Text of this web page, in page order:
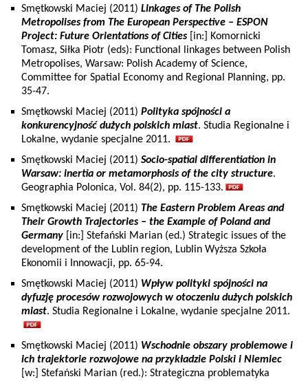
Smętkowski Maciej (2011) Linkages of The Polish
Metropolises from The European Perspective – ESPON
Project: Future Orientations of Cities[in:] Komornicki
Tomasz, Siłka Piotr (eds): Functional linkages between Polish
Metropolises, Warsaw: Polish Academy of Science,
Committee for Spatial Economy and Regional Planning, pp.
35-47.
Smętkowski Maciej (2011) Polityka spójności a
konkurencyjność dużych polskich miast. Studia Regionalne i
Lokalne, wydanie specjalne 2011.
Smętkowski Maciej (2011) Socio-spatial differentiation in
Warsaw: inertia or metamorphosis of the city structure.
Geographia Polonica, Vol. 84(2), pp. 115-133.
Smętkowski Maciej (2011) The Eastern Problem Areas and
Their Growth Trajectories – the Example of Poland and
Germany [in:] Stefański Marian (ed.) Strategic issues of the
development of the Lublin region, Lublin Wyższa Szkoła
Ekonomii i Innowacji, pp. 65-94.
Smętkowski Maciej (2011) Wpływ polityki spójności na
dyfuzję procesów rozwojowych w otoczeniu dużych polskich
miast. Studia Regionalne i Lokalne, wydanie specjalne 2011.
Smętkowski Maciej (2011) Wschodnie obszary problemowe i
ich trajektorie rozwojowe na przykładzie Polski i Niemiec
[w:] Stefański Marian (red.): Strategiczna problematyka